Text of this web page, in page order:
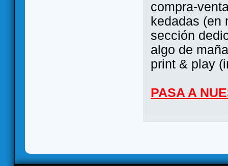
compra-
kedadas (en
sección
algo de
print & play
PASA A